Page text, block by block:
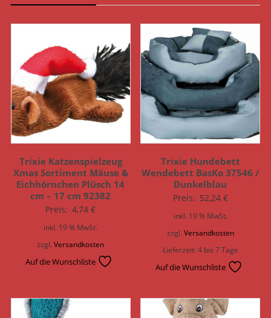
Trixie Katzenspielzeug
Xmas Sortiment Mäuse &
Eichhörnchen Plüsch 14
cm – 17 cm 92382
Preis: 4,74€
inkl. 19 % MwSt.
zzgl.Versandkosten
Auf die Wunschliste
Trixie Hundebett
Wendebett BasKo 37546 /
Dunkelblau
Preis: 52,24 €
inkl. 19 % MwSt.
zzgl. Versandkosten
Lieferzeit:4 bis 7 Tage
Auf die Wunschliste